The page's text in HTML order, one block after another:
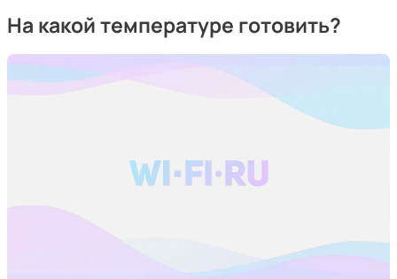
На какой температуре готовить?